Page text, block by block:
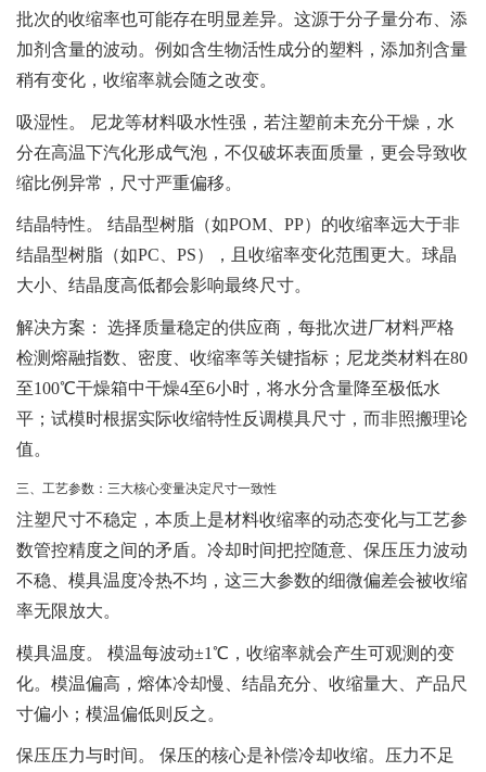
批次的收缩率也可能存在明显差异。这源于分子量分布、添
加剂含量的波动。例如含生物活性成分的塑料，添加剂含量
稍有变化，收缩率就会随之改变。
吸湿性。
尼龙等材料吸水性强，若注塑前未充分干燥，水
分在高温下汽化形成气泡，不仅破坏表面质量，更会导致收
缩比例异常，尺寸严重偏移。
结晶特性。
结晶型树脂（如POM、PP）的收缩率远大于非
结晶型树脂（如PC、PS），且收缩率变化范围更大。球晶
大小、结晶度高低都会影响最终尺寸。
解决方案 ： 选择质量稳定的供应商，每批次进厂材料严格
检测熔融指数、密度、收缩率等关键指标；尼龙类材料在80
至100℃干燥箱中干燥4至6小时，将水分含量降至极低水
平；试模时根据实际收缩特性反调模具尺寸，而非照搬理论
值。
三、工艺参数：三大核心变量决定尺寸一致性
注塑尺寸不稳定，本质上是材料收缩率的动态变化与工艺参
数管控精度之间的矛盾。冷却时间把控随意、保压压力波动
不稳、模具温度冷热不均，这三大参数的细微偏差会被收缩
率无限放大。
模具温度。
模温每波动±1℃，收缩率就会产生可观测的变
化。模温偏高，熔体冷却慢、结晶充分、收缩量大、产品尺
寸偏小；模温偏低则反之。
保压压力与时间。 保压的核心是补偿冷却收缩。压力不足